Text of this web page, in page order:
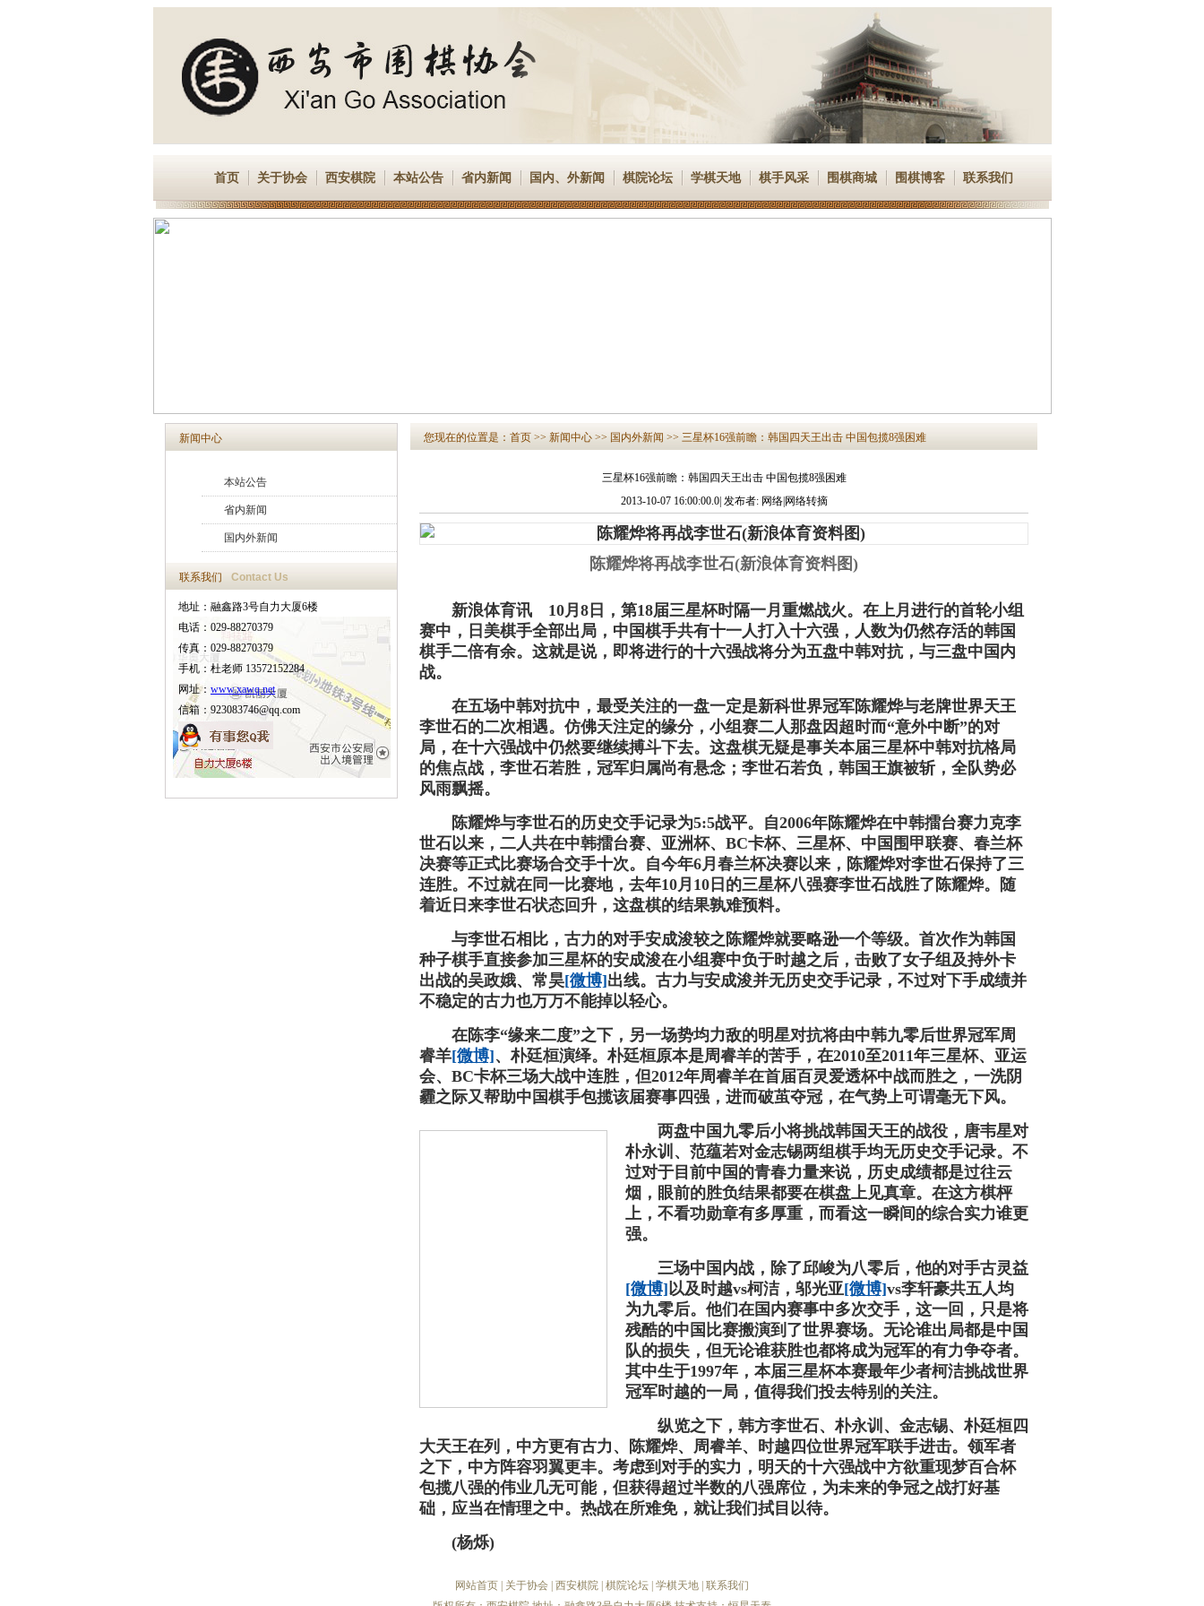
首页 关于协会 西安棋院 本站公告 省内新闻 国内、外新闻 棋院论坛 学棋天地 棋手风采 围棋商城 围棋博客 联系我们
新闻中心
本站公告
省内新闻
国内外新闻
联系我们 Contact Us
地址：融鑫路3号自力大厦6楼
电话：029-88270379
传真：029-88270379
手机：杜老师 13572152284
网址： www.xawq.net
信箱：923083746@qq.com
您现在的位置是： 首页 >> 新闻中心 >> 国内外新闻 >> 三星杯16强前瞻：韩国四天王出击 中国包揽8强困难
三星杯16强前瞻：韩国四天王出击 中国包揽8强困难
2013-10-07 16:00:00.0| 发布者: 网络|网络转摘
陈耀烨将再战李世石(新浪体育资料图)
新浪体育讯 10月8日，第18届三星杯时隔一月重燃战火。在上月进行的首轮小组
赛中，日美棋手全部出局，中国棋手共有十一人打入十六强，人数为仍然存活的韩国
棋手二倍有余。这就是说，即将进行的十六强战将分为五盘中韩对抗，与三盘中国内
战。
在五场中韩对抗中，最受关注的一盘一定是新科世界冠军陈耀烨与老牌世界天王
李世石的二次相遇。仿佛天注定的缘分，小组赛二人那盘因超时而“意外中断”的对
局，在十六强战中仍然要继续搏斗下去。这盘棋无疑是事关本届三星杯中韩对抗格局
的焦点战，李世石若胜，冠军归属尚有悬念；李世石若负，韩国王旗被斩，全队势必
风雨飘摇。
陈耀烨与李世石的历史交手记录为5:5战平。自2006年陈耀烨在中韩擂台赛力克李
世石以来，二人共在中韩擂台赛、亚洲杯、BC卡杯、三星杯、中国围甲联赛、春兰杯
决赛等正式比赛场合交手十次。自今年6月春兰杯决赛以来，陈耀烨对李世石保持了三
连胜。不过就在同一比赛地，去年10月10日的三星杯八强赛李世石战胜了陈耀烨。随
着近日来李世石状态回升，这盘棋的结果孰难预料。
与李世石相比，古力的对手安成浚较之陈耀烨就要略逊一个等级。首次作为韩国
种子棋手直接参加三星杯的安成浚在小组赛中负于时越之后，击败了女子组及持外卡
出战的吴政娥、常昊[微博]出线。古力与安成浚并无历史交手记录，不过对下手成绩并
不稳定的古力也万万不能掉以轻心。
在陈李“缘来二度”之下，另一场势均力敌的明星对抗将由中韩九零后世界冠军周
睿羊[微博]、朴廷桓演绎。朴廷桓原本是周睿羊的苦手，在2010至2011年三星杯、亚运
会、BC卡杯三场大战中连胜，但2012年周睿羊在首届百灵爱透杯中战而胜之，一洗阴
霾之际又帮助中国棋手包揽该届赛事四强，进而破茧夺冠，在气势上可谓毫无下风。
两盘中国九零后小将挑战韩国天王的战役，唐韦星对
朴永训、范蕴若对金志锡两组棋手均无历史交手记录。不
过对于目前中国的青春力量来说，历史成绩都是过往云
烟，眼前的胜负结果都要在棋盘上见真章。在这方棋枰
上，不看功勋章有多厚重，而看这一瞬间的综合实力谁更
强。
三场中国内战，除了邱峻为八零后，他的对手古灵益
[微博]以及时越vs柯洁，邬光亚[微博]vs李轩豪共五人均
为九零后。他们在国内赛事中多次交手，这一回，只是将
残酷的中国比赛搬演到了世界赛场。无论谁出局都是中国
队的损失，但无论谁获胜也都将成为冠军的有力争夺者。
其中生于1997年，本届三星杯本赛最年少者柯洁挑战世界
冠军时越的一局，值得我们投去特别的关注。
纵览之下，韩方李世石、朴永训、金志锡、朴廷桓四
大天王在列，中方更有古力、陈耀烨、周睿羊、时越四位世界冠军联手进击。领军者
之下，中方阵容羽翼更丰。考虑到对手的实力，明天的十六强战中方欲重现梦百合杯
包揽八强的伟业几无可能，但获得超过半数的八强席位，为未来的争冠之战打好基
础，应当在情理之中。热战在所难免，就让我们拭目以待。
(杨烁)
网站首页 关于协会 西安棋院 棋院论坛 学棋天地 联系我们